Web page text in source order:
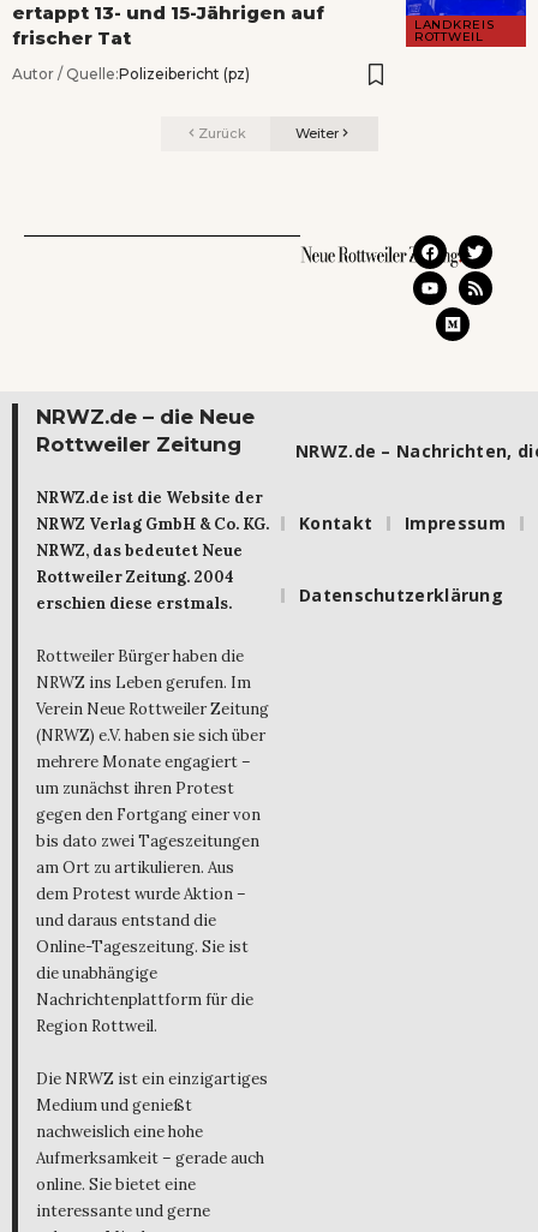
LANDKREIS
ROTTWEIL
ertappt 13- und 15-Jährigen auf
frischer Tat
Autor / Quelle:Polizeibericht (pz)
Zurück Weiter
NRWZ.de – die Neue
Rottweiler Zeitung
NRWZ.de ist die Website der
NRWZ Verlag GmbH & Co. KG.
NRWZ, das bedeutet Neue
Rottweiler Zeitung. 2004
erschien diese erstmals.
Rottweiler Bürger haben die
NRWZ ins Leben gerufen. Im
Verein Neue Rottweiler Zeitung
(NRWZ) e.V. haben sie sich über
mehrere Monate engagiert –
um zunächst ihren Protest
gegen den Fortgang einer von
bis dato zwei Tageszeitungen
am Ort zu artikulieren. Aus
dem Protest wurde Aktion –
und daraus entstand die
Online-Tageszeitung. Sie ist
die unabhängige
Nachrichtenplattform für die
Region Rottweil.
Die NRWZ ist ein einzigartiges
Medium und genießt
nachweislich eine hohe
Aufmerksamkeit – gerade auch
online. Sie bietet eine
interessante und gerne
NRWZ.de – Nachrichten,
Kontakt Impressum
Datenschutzerklärung